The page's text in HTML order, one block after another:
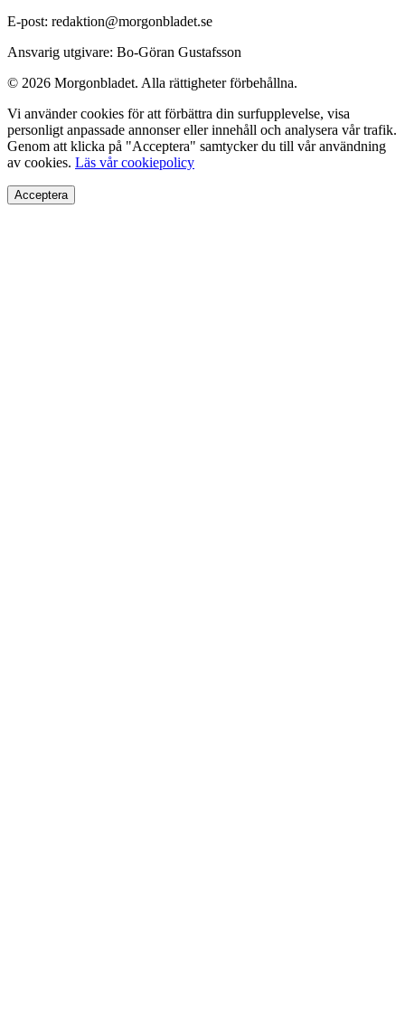
E-post: redaktion@morgonbladet.se
Ansvarig utgivare: Bo-Göran Gustafsson
© 2026 Morgonbladet. Alla rättigheter förbehållna.
Vi använder cookies för att förbättra din surfupplevelse, visa
personligt anpassade annonser eller innehåll och analysera vår trafik.
Genom att klicka på "Acceptera" samtycker du till vår användning
av cookies. Läs vår cookiepolicy
Acceptera